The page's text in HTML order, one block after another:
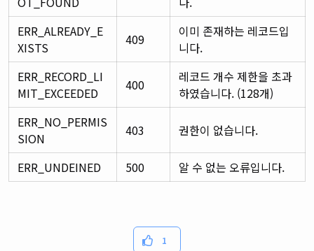
ERR_ALREADY_E
XISTS
409
이미 존재하는 레코드입
니다.
ERR_RECORD_LI
MIT_EXCEEDED
400
레코드 개수 제한을 초과
하였습니다. (128개)
ERR_NO_PERMIS
SION
403 권한이 없습니다.
ERR_UNDEINED 500 알 수 없는 오류입니다.
1